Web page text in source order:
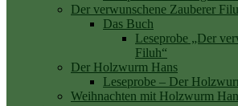
Der verwunschene Zauberer
Das Buch
Leseprobe „Der
Filuh“
Der Holzwurm Hans
Leseprobe – Der
Weihnachten mit Holzwurm